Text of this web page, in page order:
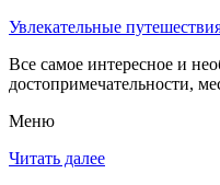
Увлекательные
Все самое интересное и
достопримечательности,
Меню
Читать далее